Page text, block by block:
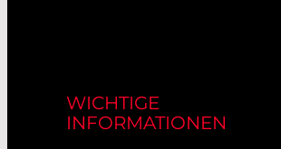
WICHTIGE
INFORMATIONEN